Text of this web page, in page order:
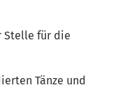
Stelle für die
Tänze und